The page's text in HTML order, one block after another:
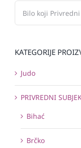
KATEGORIJE
Judo
PRIVREDNI
Bihać
Brčko